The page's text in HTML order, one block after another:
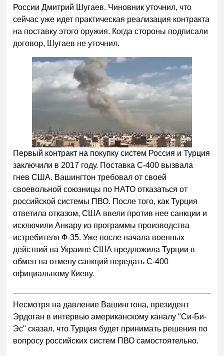
России Дмитрий Шугаев. Чиновник уточнил, что
сейчас уже идет практическая реализация контракта
на поставку этого оружия. Когда стороны подписали
договор, Шугаев не уточнил.
Первый контракт на покупку систем Россия и Турция
заключили в 2017 году. Поставка С-400 вызвала
гнев США. Вашингтон требовал от своей
своевольной союзницы по НАТО отказаться от
российской системы ПВО. После того, как Турция
ответила отказом, США ввели против нее санкции и
исключили Анкару из программы производства
истребителя Ф-35. Уже после начала военных
действий на Украине США предложила Турции в
обмен на отмену санкций передать С-400
официальному Киеву.
Несмотря на давление Вашингтона, президент
Эрдоган в интервью американскому каналу "Си-Би-
Эс" сказал, что Турция будет принимать решения по
вопросу российских систем ПВО самостоятельно.